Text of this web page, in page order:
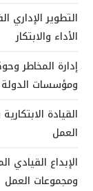
التطوير الإداري
الأداء والابتكار
إدارة المخاطر
ومؤسسات الدولة
القيادة
العمل
الإبداع القيادي
ومجموعات العمل